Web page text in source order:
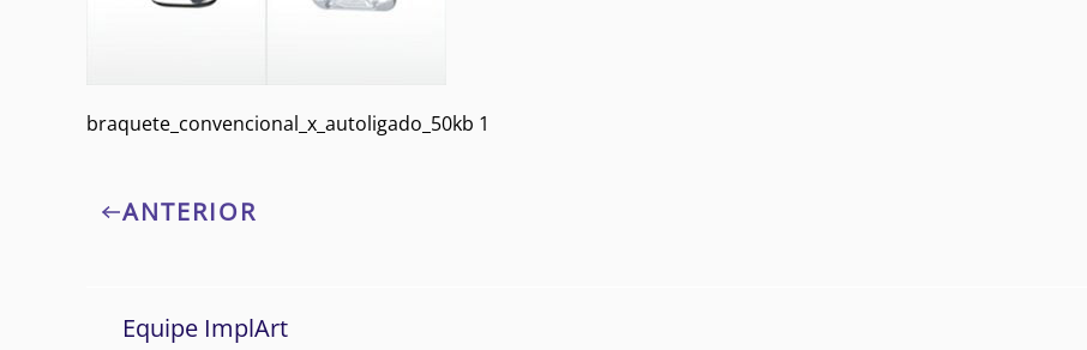
braquete_convencional_x_autoligado_50kb 1
ANTERIOR
Equipe ImplArt